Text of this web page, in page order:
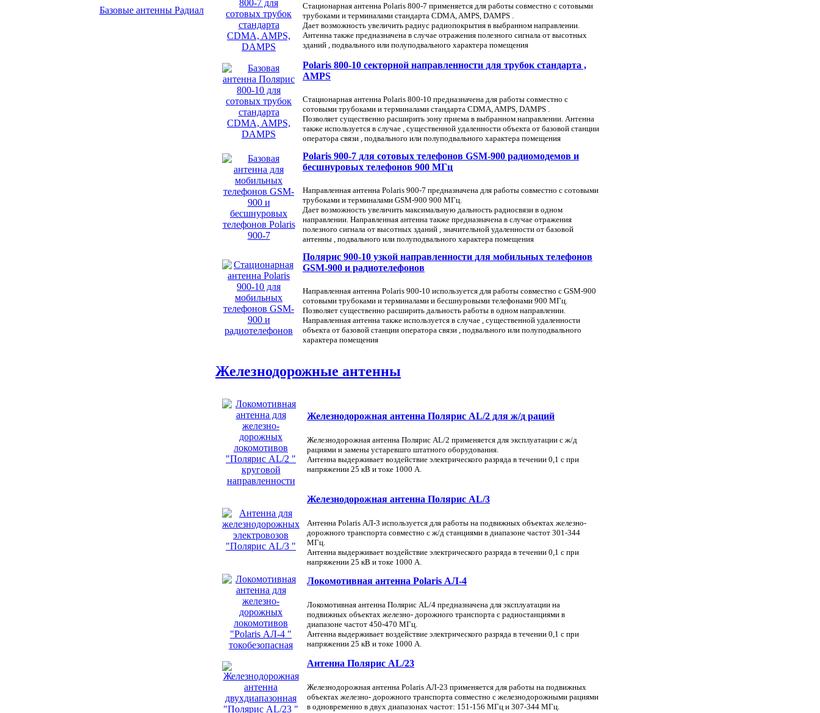
Базовые антенны Радиал
Стационарная антенна Polaris 800-7 применяется для работы совместно с сотовыми
трубоками и терминалами стандарта CDMA, AMPS, DAMPS .
Дает возможность увеличить радиус радиопокрытия в выбранном направлении.
Антенна также предназначена в случае отражения полезного сигнала от высотных
зданий , подвального или полуподвального характера помещения
Polaris 800-10 секторной направленности для трубок стандарта ,
AMPS
Стационарная антенна Polaris 800-10 предназначена для работы совместно с
сотовыми трубоками и терминалами стандарта CDMA, AMPS, DAMPS .
Позволяет существенно расширить зону приема в выбранном направлении. Антенна
также используется в случае , существенной удаленности объекта от базовой станции
оператора связи , подвального или полуподвального характера помещения
Polaris 900-7 для сотовых телефонов GSM-900 радиомодемов и
бесшнуровых телефонов 900 МГц
Направленная антенна Polaris 900-7 предназначена для работы совместно с сотовыми
трубоками и терминалами GSM-900 900 МГц.
Дает возможность увеличить максимальную дальность радиосвязи в одном
направлении. Направленная антенна также предназначена в случае отражения
полезного сигнала от высотных зданий , значительной удаленности от базовой
антенны , подвального или полуподвального характера помещения
Полярис 900-10 узкой направленности для мобильных телефонов
GSM-900 и радиотелефонов
Направленная антенна Polaris 900-10 используется для работы совместно с GSM-900
сотовыми трубоками и терминалами и бесшнуровыми телефонами 900 МГц.
Позволяет существенно расширить дальность работы в одном направлении.
Направленная антенна также используется в случае , существенной удаленности
объекта от базовой станции оператора связи , подвального или полуподвального
характера помещения
Железнодорожные антенны
Железнодорожная антенна Полярис AL/2 для ж/д раций
Железнодорожная антенна Полярис AL/2 применяется для эксплуатации с ж/д
рациями и замены устаревшго штатного оборудования.
Антенна выдерживает воздействие электрического разряда в течении 0,1 с при
напряжении 25 кВ и токе 1000 А.
Железнодорожная антенна Полярис AL/3
Антенна Polaris АЛ-3 используется для работы на подвижных объектах железно-
дорожного транспорта совместно с ж/д станциями в диапазоне частот 301-344
МГц.
Антенна выдерживает воздействие электрического разряда в течении 0,1 с при
напряжении 25 кВ и токе 1000 А.
Локомотивная антенна Polaris АЛ-4
Локомотивная антенна Полярис AL/4 предназначена для эксплуатации на
подвижных объектах железно- дорожного транспорта с радиостанциями в
диапазоне частот 450-470 МГц.
Антенна выдерживает воздействие электрического разряда в течении 0,1 с при
напряжении 25 кВ и токе 1000 А.
Антенна Полярис AL/23
Железнодорожная антенна Polaris АЛ-23 применяется для работы на подвижных
объектах железно- дорожного транспорта совместно с железнодорожными рациями
в одновременно в двух диапазонах частот: 151-156 МГц и 307-344 МГц.